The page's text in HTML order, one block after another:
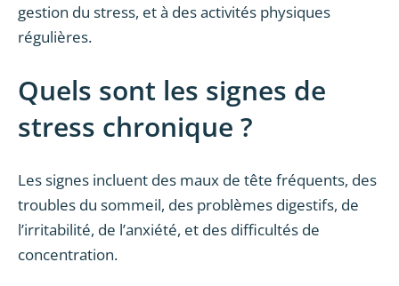
gestion du stress, et à des activités physiques
régulières.
Quels sont les signes de
stress chronique ?
Les signes incluent des maux de tête fréquents, des
troubles du sommeil, des problèmes digestifs, de
l’irritabilité, de l’anxiété, et des difficultés de
concentration.